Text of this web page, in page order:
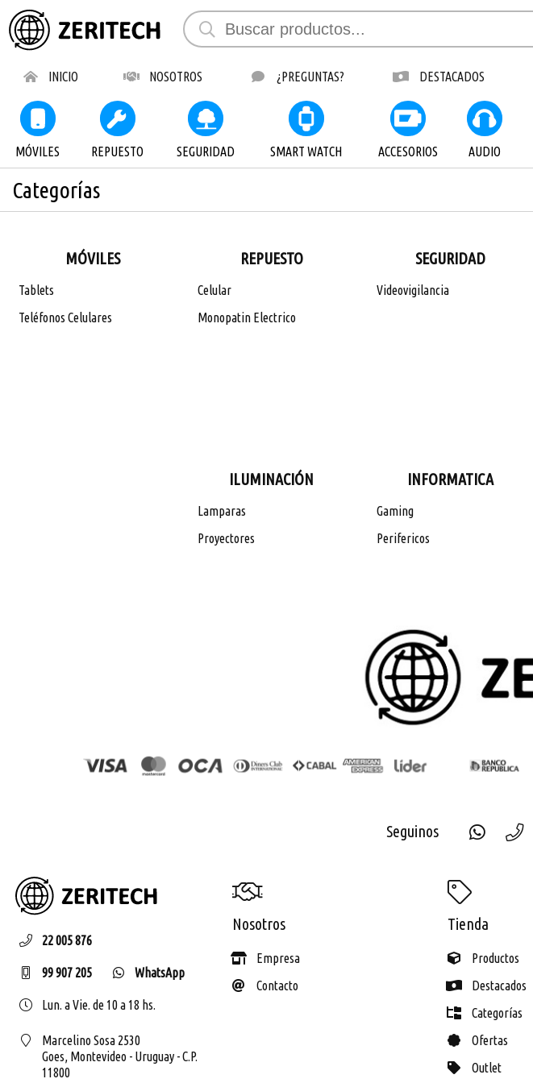
INICIO NOSOTROS ¿PREGUNTAS? DESTACADOS
MÓVILES REPUESTO SEGURIDAD SMART WATCH ACCESORIOS AUDIO
Categorías
MÓVILES
Tablets
Teléfonos Celulares
REPUESTO
Celular
Monopatin Electrico
SEGURIDAD
Videovigilancia
ILUMINACIÓN
Lamparas
Proyectores
INFORMATICA
Gaming
Perifericos
Seguinos
22 005 876
99 907 205 WhatsApp
Lun. a Vie. de 10 a 18 hs.
Marcelino Sosa 2530
Goes, Montevideo - Uruguay - C.P.
11800
Nosotros
Empresa
Contacto
Tienda
Productos
Destacados
Categorías
Ofertas
Outlet